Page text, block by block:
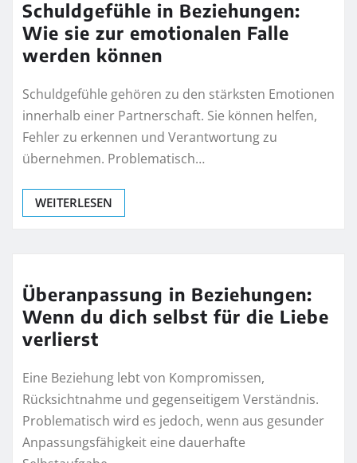
Schuldgefühle in Beziehungen:
Wie sie zur emotionalen Falle
werden können
Schuldgefühle gehören zu den stärksten Emotionen
innerhalb einer Partnerschaft. Sie können helfen,
Fehler zu erkennen und Verantwortung zu
übernehmen. Problematisch…
WEITERLESEN
Überanpassung in Beziehungen:
Wenn du dich selbst für die Liebe
verlierst
Eine Beziehung lebt von Kompromissen,
Rücksichtnahme und gegenseitigem Verständnis.
Problematisch wird es jedoch, wenn aus gesunder
Anpassungsfähigkeit eine dauerhafte